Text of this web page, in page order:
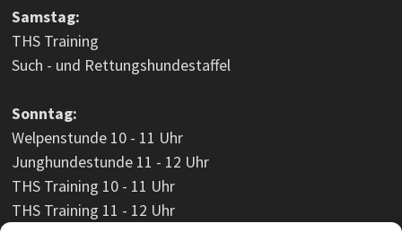
Samstag:
THS Training
Such - und Rettungshundestaffel
Sonntag:
Welpenstunde 10 - 11 Uhr
Junghundestunde 11 - 12 Uhr
THS Training 10 - 11 Uhr
THS Training 11 - 12 Uhr